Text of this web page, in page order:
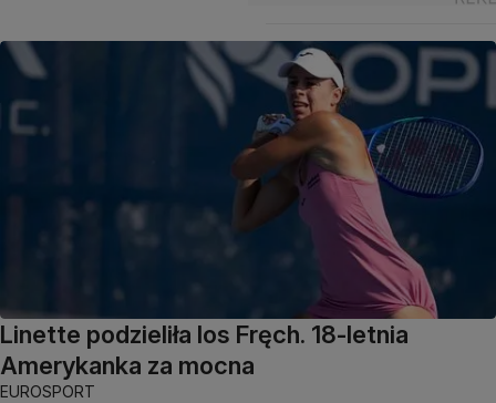
Linette podzieliła los Fręch. 18-letnia
Amerykanka za mocna
EUROSPORT